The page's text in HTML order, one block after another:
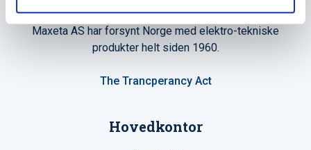
Maxeta AS har forsynt Norge med elektro-tekniske
produkter helt siden 1960.
The Trancperancy Act
Hovedkontor